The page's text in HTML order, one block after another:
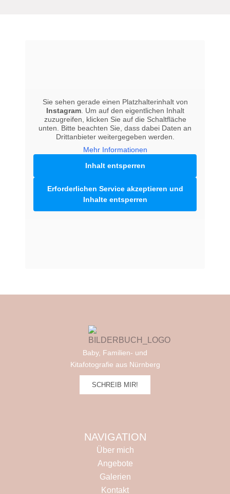
Sie sehen gerade einen Platzhalterinhalt von
Instagram. Um auf den eigentlichen Inhalt
zuzugreifen, klicken Sie auf die Schaltfläche
unten. Bitte beachten Sie, dass dabei Daten an
Drittanbieter weitergegeben werden.
Mehr Informationen
Inhalt entsperren
Erforderlichen Service akzeptieren und
Inhalte entsperren
Baby, Familien- und
Kitafotografie aus Nürnberg
SCHREIB MIR!
NAVIGATION
Über mich
Angebote
Galerien
Kontakt